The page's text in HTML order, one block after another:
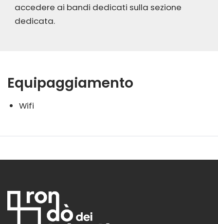
accedere ai bandi dedicati sulla sezione
dedicata.
Equipaggiamento
Wifi